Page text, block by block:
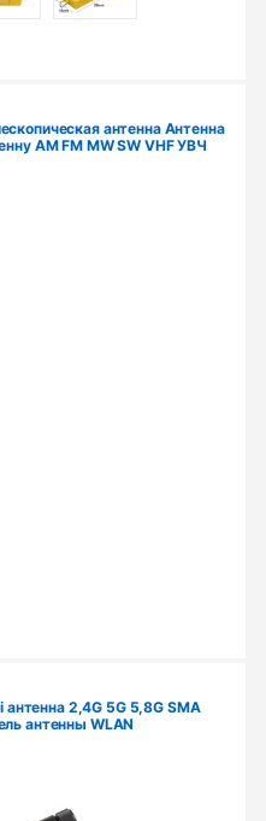
антенна Антенна
AM FM MW SW VHF УВЧ
2,4G 5G 5,8G SMA
антенны WLAN